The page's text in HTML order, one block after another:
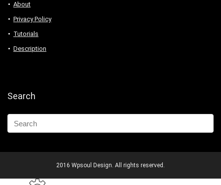
About
Privacy Policy
Tutorials
Description
Search
2016 Wpsoul Design. All rights reserved.